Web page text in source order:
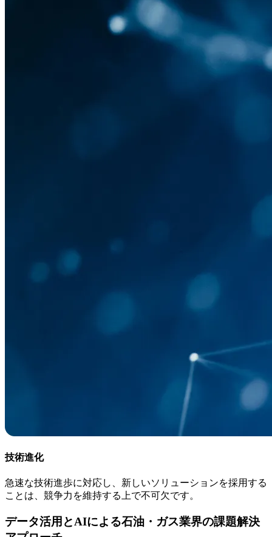
技術進化
急速な技術進歩に対応し、新しいソリューションを採用する
ことは、競争力を維持する上で不可欠です。
データ活用とAIによる石油・ガス業界の課題解決